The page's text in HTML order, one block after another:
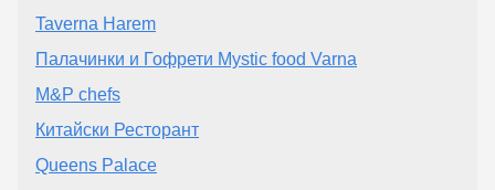
Taverna Harem
Палачинки и Гофрети Mystic food Varna
M&P chefs
Китайски Ресторант
Queens Palace